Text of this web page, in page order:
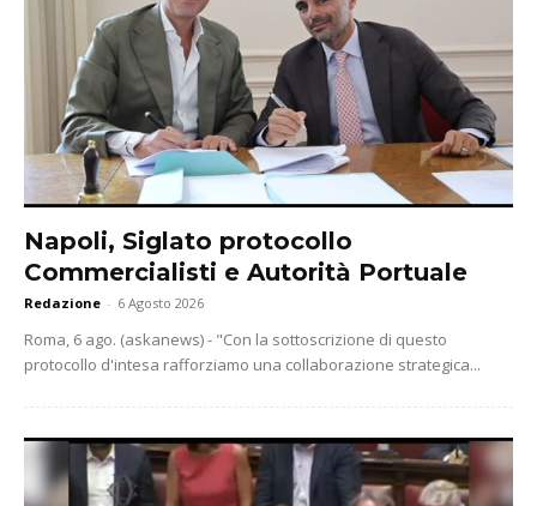
Napoli, Siglato protocollo
Commercialisti e Autorità Portuale
Redazione - 6 Agosto 2026
Roma, 6 ago. (askanews) - "Con la sottoscrizione di questo
protocollo d'intesa rafforziamo una collaborazione strategica...